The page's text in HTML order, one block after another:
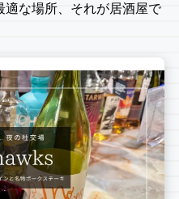
な場所、それが居酒屋で